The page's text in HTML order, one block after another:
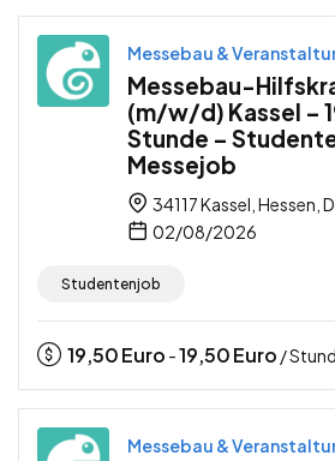
Messebau &
Messebau-
(m/w/d) Kassel –
Stunde –
Messejob
34117 Kassel, Hessen,
02/08/2026
Studentenjob
19,50Euro -19,50Euro /
Messebau &